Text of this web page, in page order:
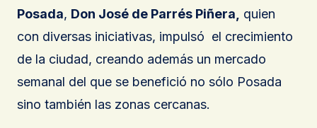
Posada, Don José de Parrés Piñera, quien
con diversas iniciativas, impulsó el crecimiento
de la ciudad, creando además un mercado
semanal del que se benefició no sólo Posada
sino también las zonas cercanas.